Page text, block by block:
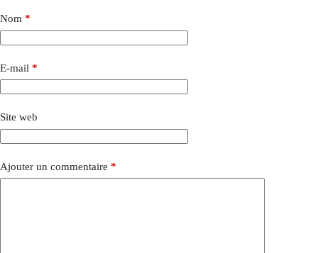
Nom *
E-mail *
Site web
Ajouter un commentaire *